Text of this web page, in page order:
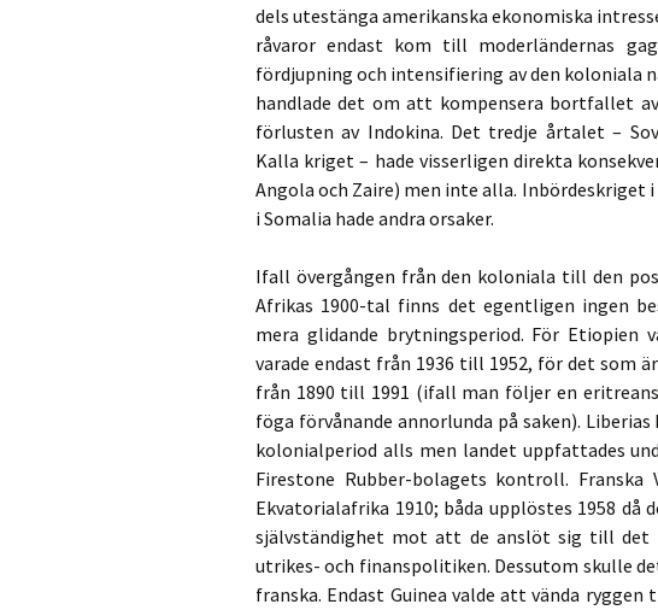
dels utestänga amerikanska ekonomiska
råvaror endast kom till moderländernas
fördjupning och intensifiering av den koloniala
handlade det om att kompensera bortfallet
förlusten av Indokina. Det tredje årtalet –
Kalla kriget – hade visserligen direkta
Angola och Zaire) men inte alla.
i Somalia hade andra orsaker.
Ifall övergången från den koloniala till den
Afrikas 1900-tal finns det egentligen ingen
mera glidande brytningsperiod. För Etiopien
varade endast från 1936 till 1952, för det som
från 1890 till 1991 (ifall man följer en
föga förvånande annorlunda på saken).
kolonialperiod alls men landet uppfattades
Firestone Rubber-bolagets kontroll. Franska
Ekvatorialafrika 1910; båda upplöstes 1958 då
självständighet mot att de anslöt sig till det
utrikes- och finanspolitiken. Dessutom skulle
franska. Endast Guinea valde att vända